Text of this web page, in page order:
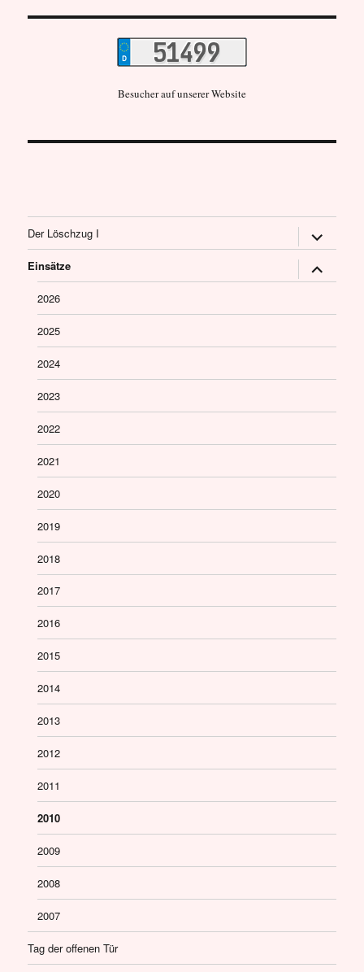
Besucher auf unserer Website
Der Löschzug I
öffnen
Einsätze
öffnen
2026
2025
2024
2023
2022
2021
2020
2019
2018
2017
2016
2015
2014
2013
2012
2011
2010
2009
2008
2007
Tag der offenen Tür